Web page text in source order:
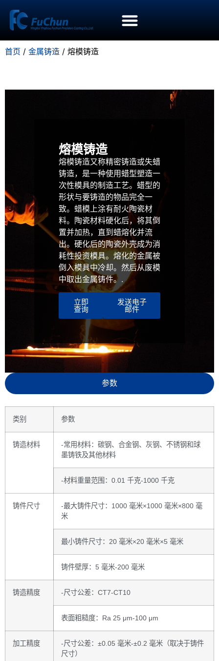
首页 / 金属铸造 / 熔模铸造
熔模铸造
熔模铸造又称精密铸造或失蜡
铸造，是一种使用蜡型塑造一
次性模具的制造工艺。蜡型的
形状与要铸造的物品完全一
致。蜡模上涂有耐火陶瓷材
料。陶瓷材料硬化后，将其倒
置并加热，直到蜡熔化并流
出。硬化后的陶瓷外壳成为消
耗性投资模具。熔化的金属被
倒入模具中冷却。然后从废模
中取出金属铸件。.
立即
查询
发送电子
邮件
参数
类别 参数
铸造材料
-常用材料：碳钢、合金钢、灰钢、不锈钢和球
墨铸铁及其他材料
-材料重量范围：0.01 千克-1000 千克
铸件尺寸
-最大铸件尺寸：1000 毫米×1000 毫米×800 毫
米
最小铸件尺寸：20 毫米×20 毫米×5 毫米
铸件壁厚：5 毫米-200 毫米
铸造精度 -尺寸公差：CT7-CT10
表面粗糙度：Ra 25 μm-100 μm
加工精度
-尺寸公差：±0.05 毫米-±0.2 毫米（取决于铸件
尺寸）